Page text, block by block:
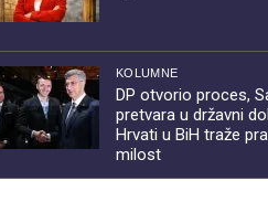
KOLUMNE
DP otvorio proces,
pretvara u državni
Hrvati u BiH traže
milost